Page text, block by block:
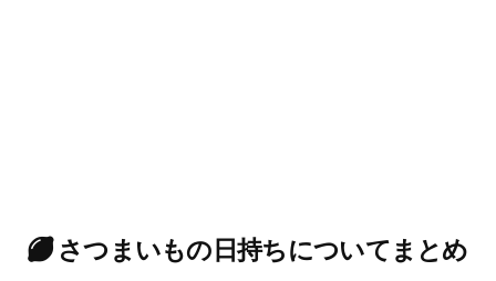
さつまいもの日持ちについてまとめ